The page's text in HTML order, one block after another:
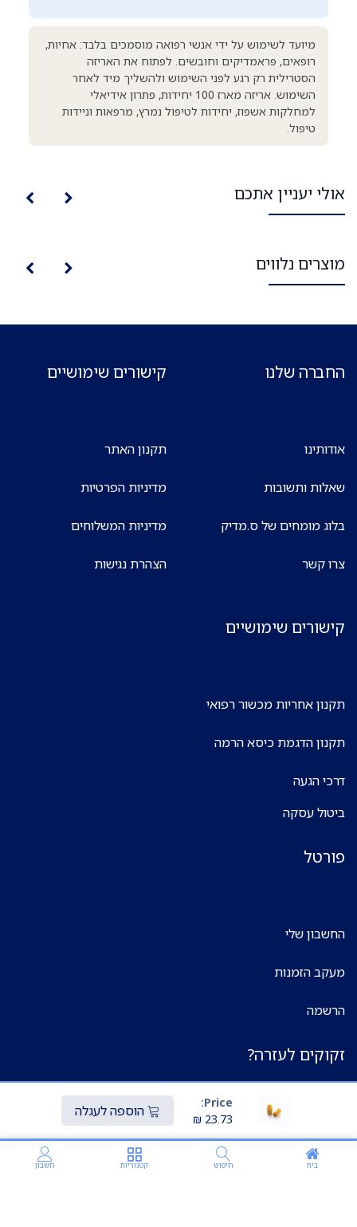
Price:
23.73
₪ הוספה לעגלה
בית חיפוש קטגוריות חשבון
מיועד לשימוש על ידי אנשי רפואה מוסמכים בלבד: אחיות,
רופאים, פראמדיקים וחובשים. לפתוח את האריזה
הסטרילית רק רגע לפני השימוש ולהשליך מיד לאחר
השימוש. אריזה מארז 100 יחידות, פתרון אידיאלי
למחלקות אשפוז, יחידות לטיפול נמרץ, מרפאות וניידות
טיפול.
אולי יעניין אתכם
מוצרים נלווים
החברה שלנו
אודותינו
שאלות ותשובות
בלוג מומחים של ס.מדיק
צרו קשר
קישורים שימושיים
תקנון האתר
מדיניות הפרטיות
מדיניות המשלוחים
הצהרת נגישות
קישורים שימושיים
תקנון אחריות מכשור רפואי
תקנון הדגמת כיסא הרמה
דרכי הגעה
ביטול עסקה
פורטל
החשבון שלי
מעקב הזמנות
הרשמה
זקוקים לעזרה?
אנחנו זמינים 24 שעות ביממה,